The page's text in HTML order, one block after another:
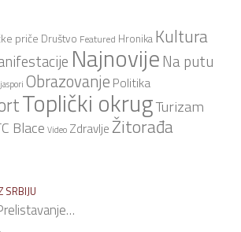
priče Društvo Featured Hronika Kultura
NajnovijeNa putu
Obrazovanje Politika
Toplički okrugTurizam
Blace Video Zdravlje Žitorađa
SRBIJU